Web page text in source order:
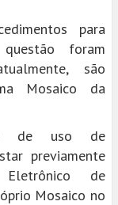
para
foram
são
Mosaico da
de uso de
previamente
de
Mosaico no